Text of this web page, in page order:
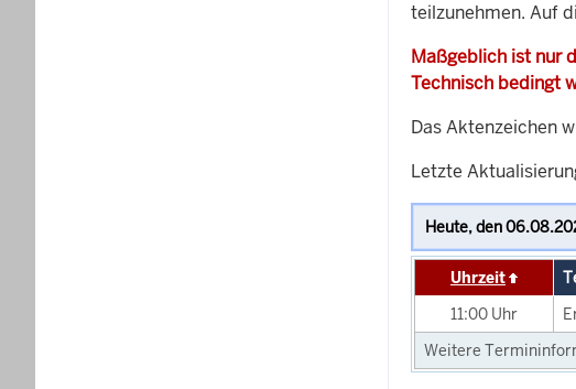
teilzunehmen. Auf
Maßgeblich ist nur
Technisch bedingt
Das Aktenzeichen
Letzte
Uhrzeit
11:00 Uhr
Weitere